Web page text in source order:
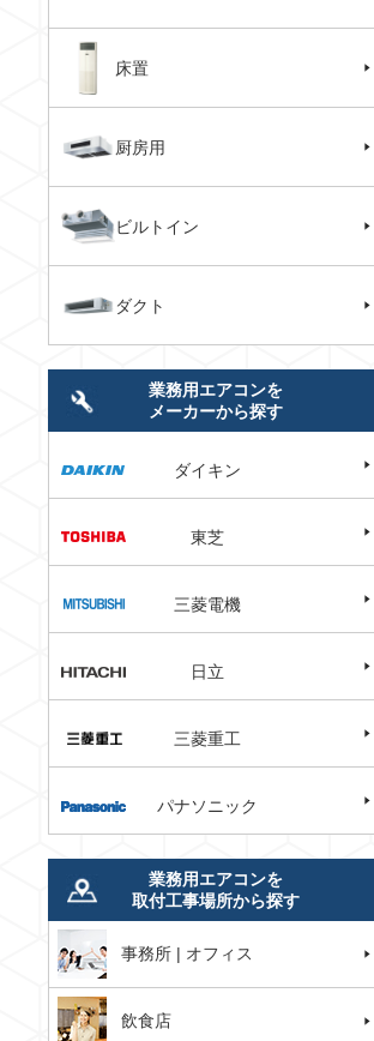
床置
厨房用
ビルトイン
ダクト
業務用エアコンを
メーカーから探す
ダイキン
東芝
三菱電機
日立
三菱重工
パナソニック
業務用エアコンを
取付工事場所から探す
事務所 | オフィス
飲食店